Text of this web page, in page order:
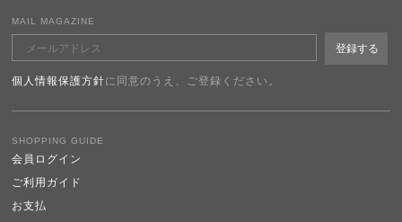
SHOPPING GUIDE
会員ログイン
ご利用ガイド
お支払
MAIL MAGAZINE
個人情報保護方針に同意のうえ、ご登録ください。